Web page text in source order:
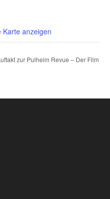
Karte anzeigen
zur Pulheim Revue – Der Film